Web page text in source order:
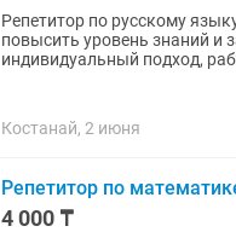
Репетитор по русскому
повысить уровень знаний и
индивидуальный подход,
Костанай, 2 июня
Репетитор по
4 000 ₸